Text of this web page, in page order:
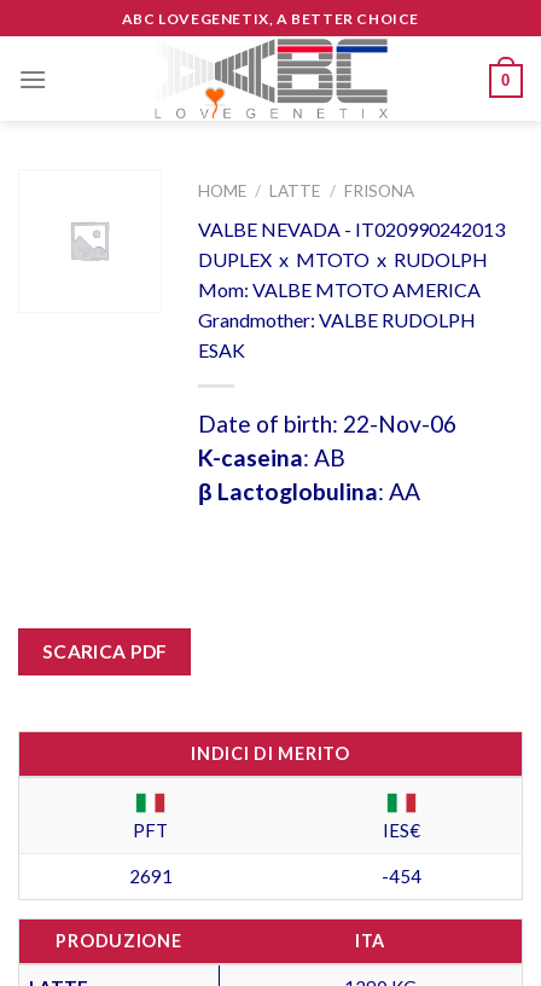
to
content
ABC LOVEGENETIX, A BETTER CHOICE
0
HOME / LATTE / FRISONA
VALBE NEVADA - IT020990242013
DUPLEX x MTOTO x RUDOLPH
Mom: VALBE MTOTO AMERICA
Grandmother: VALBE RUDOLPH
ESAK
Date of birth: 22-Nov-06
K-caseina: AB
β Lactoglobulina: AA
SCARICA PDF
INDICI DI MERITO
PFT IES€
2691 -454
PRODUZIONE ITA